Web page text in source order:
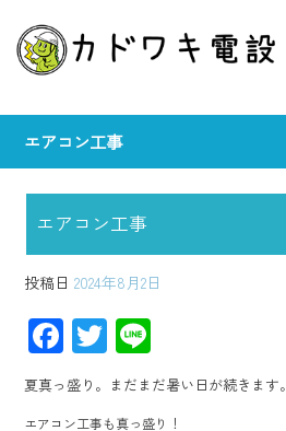
エアコン工事
エアコン工事
投稿日 2024年8月2日
F
ac
e
T
wi
tt
ne
夏真っ盛り。まだまだ暑い日が続きます。
エアコン工事も真っ盛り！